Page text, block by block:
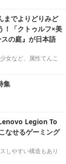
までよりどりみど
！「クトゥルフ×美
の庭』が日本語
女など、属性てんこ
集
Legion To
なせるゲーミング
しやすい構造もあり